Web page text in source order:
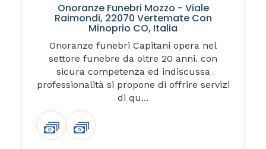
Onoranze Funebri Mozzo - Viale
Raimondi, 22070 Vertemate Con
Minoprio CO, Italia
Onoranze funebri Capitani opera nel
settore funebre da oltre 20 anni. con
sicura competenza ed indiscussa
professionalità si propone di offrire servizi
di qu...